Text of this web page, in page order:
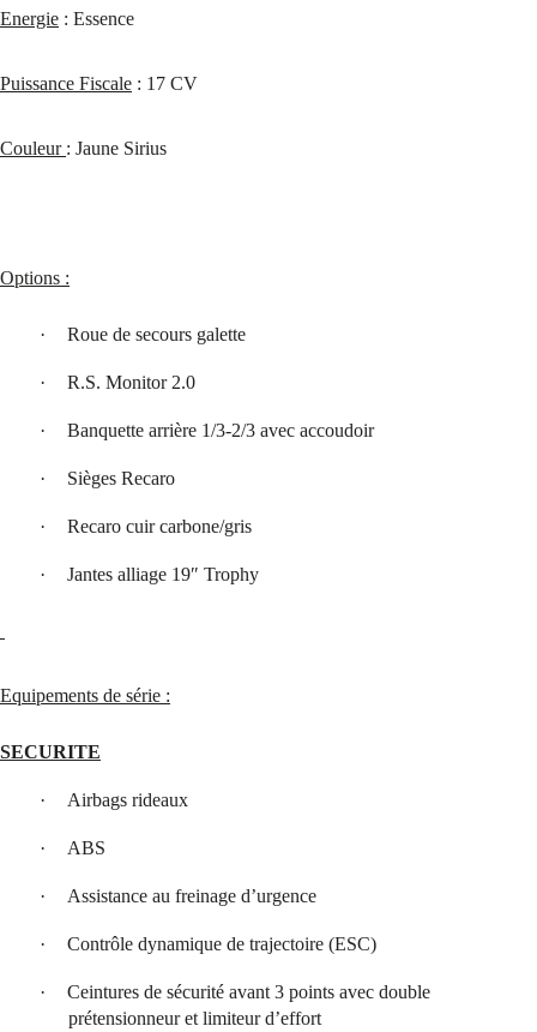
Energie : Essence
Puissance Fiscale : 17 CV
Couleur : Jaune Sirius
Options :
· Roue de secours galette
· R.S. Monitor 2.0
· Banquette arrière 1/3-2/3 avec accoudoir
· Sièges Recaro
· Recaro cuir carbone/gris
· Jantes alliage 19″ Trophy
Equipements de série :
SECURITE
· Airbags rideaux
· ABS
· Assistance au freinage d’urgence
· Contrôle dynamique de trajectoire (ESC)
·
Ceintures de sécurité avant 3 points avec double
prétensionneur et limiteur d’effort